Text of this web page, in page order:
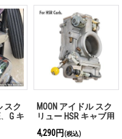
ンク
スク
G キ
MOON アイドル スク
リュー HSR キャブ用
4,290円 (税込)